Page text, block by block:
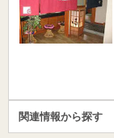
関連情報から探す